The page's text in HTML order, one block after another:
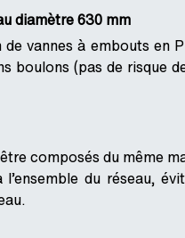
diamètre 630 mm
vannes à embouts en
boulons (pas de risque
composés du même
du réseau,